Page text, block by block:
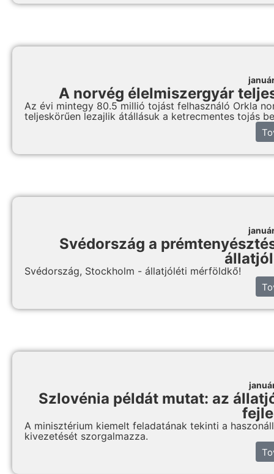
A norvég élelmiszergyár
Az évi mintegy 80.5 millió tojást felhasználó Orkla
teljeskörűen lezajlik átállásuk a ketrecmentes tojás
Svédország a
Svédország, Stockholm - állatjóléti mérföldkő!
Szlovénia példát mutat: az
A minisztérium kiemelt feladatának tekinti a
kivezetését szorgalmazza.